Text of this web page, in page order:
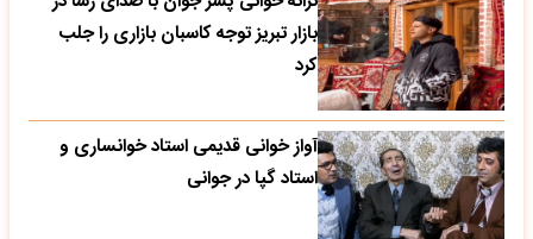
بازار تبریز توجه کاسبان بازاری را جلب
کرد
آواز خوانی قدیمی استاد خوانساری و
استاد گپا در جوانی